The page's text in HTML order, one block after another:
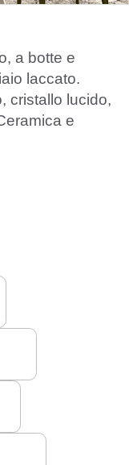
a botte e
laccato.
cristallo lucido,
e